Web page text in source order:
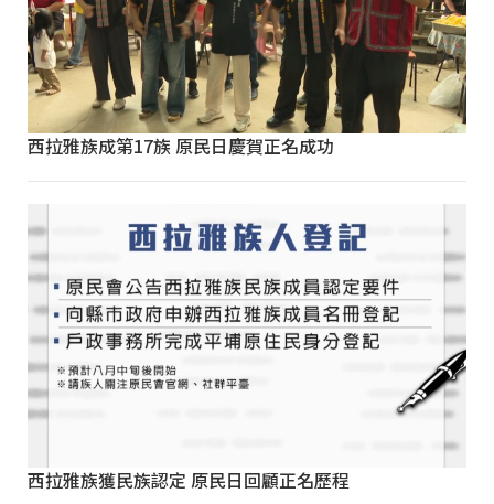
西拉雅族成第17族 原民日慶賀正名成功
西拉雅族獲民族認定 原民日回顧正名歷程